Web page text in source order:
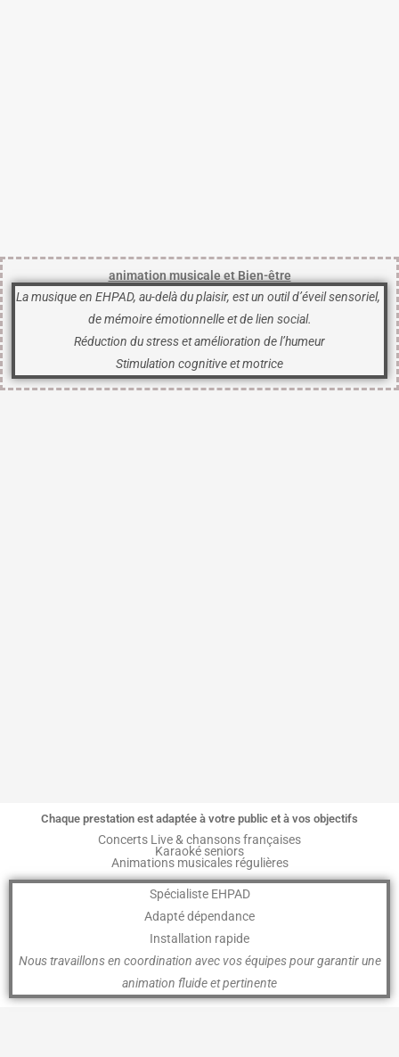
animation musicale et Bien-être
La musique en EHPAD, au-delà du plaisir, est un outil d’éveil sensoriel,
de mémoire émotionnelleet de lien social.
Réduction du stress et amélioration de l’humeur
Stimulation cognitive et motrice
Chaque prestation est adaptée à votre public et à vos objectifs
Concerts Live & chansons françaises
Karaoké seniors
Animations musicales régulières
Spécialiste EHPAD
Adapté dépendance
Installation rapide
Nous travaillons en coordination avec vos équipes pour garantir une
animation fluide et pertinente